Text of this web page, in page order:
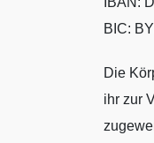
BIC:
Die
ihr zur